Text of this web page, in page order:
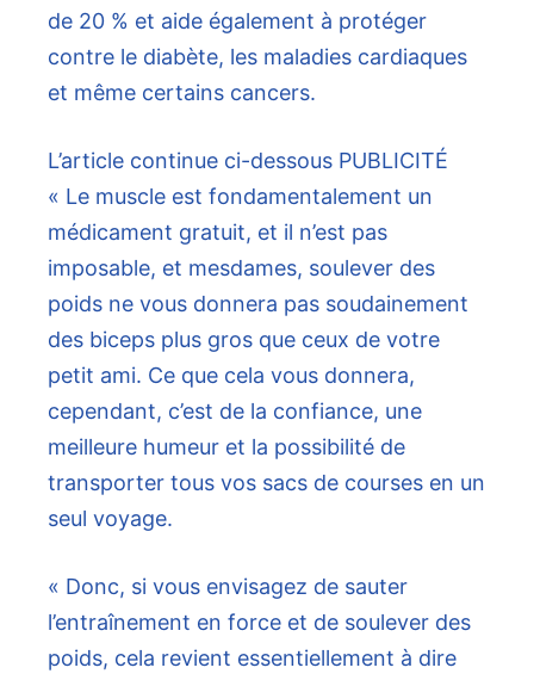
de 20 % et aide également à protéger
contre le diabète, les maladies cardiaques
et même certains cancers.
L’article continue ci-dessous PUBLICITÉ
« Le muscle est fondamentalement un
médicament gratuit, et il n’est pas
imposable, et mesdames, soulever des
poids ne vous donnera pas soudainement
des biceps plus gros que ceux de votre
petit ami. Ce que cela vous donnera,
cependant, c’est de la confiance, une
meilleure humeur et la possibilité de
transporter tous vos sacs de courses en un
seul voyage.
« Donc, si vous envisagez de sauter
l’entraînement en force et de soulever des
poids, cela revient essentiellement à dire